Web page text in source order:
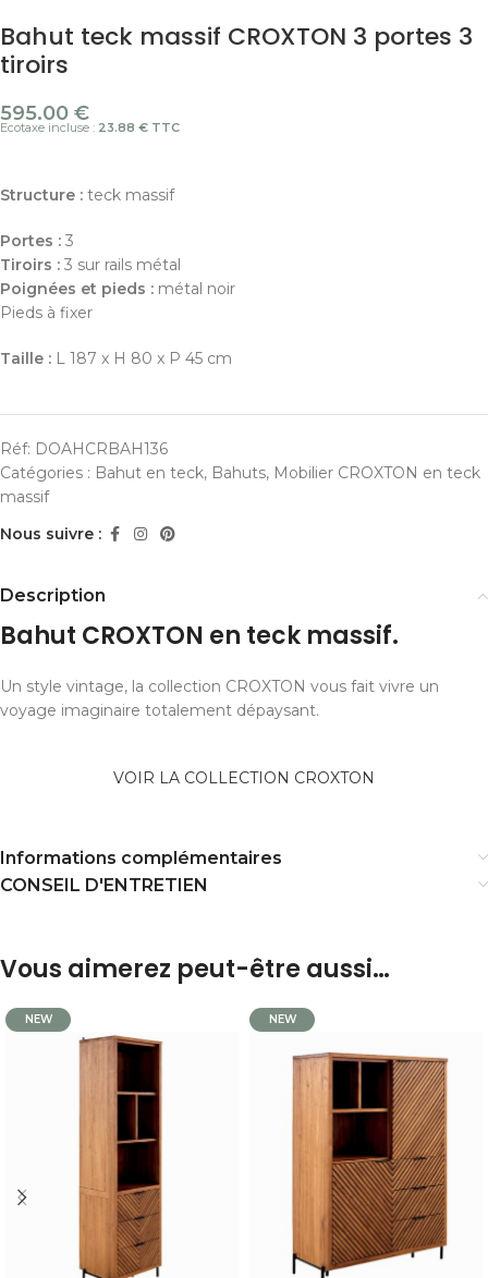
Bahut teck massif CROXTON 3 portes 3
tiroirs
595.00 €
Ecotaxe incluse : 23.88 € TTC
Structure : teck massif
Portes : 3
Tiroirs : 3 sur rails métal
Poignées et pieds : métal noir
Pieds à fixer
Taille : L 187 x H 80 x P 45 cm
Réf: DOAHCRBAH136
Catégories : Bahut en teck, Bahuts, Mobilier CROXTON en teck
massif
Nous suivre :
Description
Bahut CROXTON en teck massif.
Un style vintage, la collection CROXTON vous fait vivre un
voyage imaginaire totalement dépaysant.
VOIR LA COLLECTION CROXTON
Informations complémentaires
CONSEIL D'ENTRETIEN
Vous aimerez peut-être aussi…
NEW NEW